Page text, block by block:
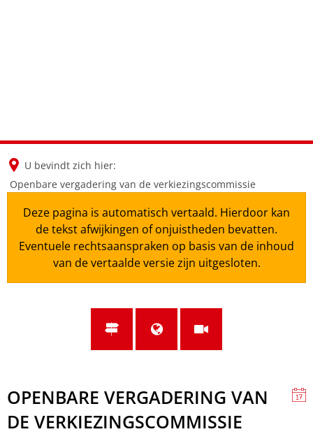
U bevindt zich hier:
Openbare vergadering van de verkiezingscommissie
Deze pagina is automatisch vertaald. Hierdoor kan
de tekst afwijkingen of onjuistheden bevatten.
Eventuele rechtsaanspraken op basis van de inhoud
van de vertaalde versie zijn uitgesloten.
OPENBARE VERGADERING VAN
DE VERKIEZINGSCOMMISSIE